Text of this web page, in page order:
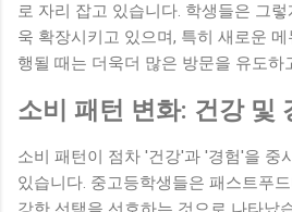
로 자리 잡고 있습니다. 학생들은 그
욱 확장시키고 있으며, 특히 새로운
행될 때는 더욱더 많은 방문을 유도하
소비 패턴 변화: 건강 및
소비 패턴이 점차 '건강'과 '경험'을 중
있습니다. 중고등학생들은 패스트푸